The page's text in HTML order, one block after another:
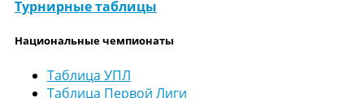
Турнирные таблицы
Национальные чемпионаты
Таблица УПЛ
Таблица Первой Лиги